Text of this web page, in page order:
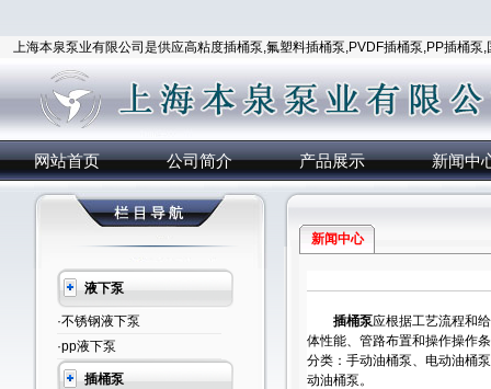
上海本泉泵业有限公司是供应高粘度插桶泵,氟塑料插桶泵,PVDF插桶泵,PP插桶泵
网站首页 公司简介 产品展示 新闻中
液下泵
·不锈钢液下泵
·pp液下泵
插桶泵
新闻中心
插桶泵应根据工艺流程和
体性能、管路布置和操作操作
分类：手动油桶泵、电动油桶
动油桶泵。